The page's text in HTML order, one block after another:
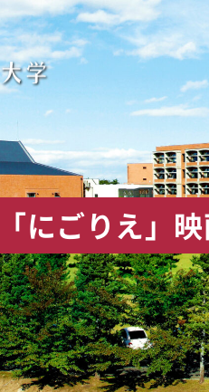
宮
城
学
院
女
子
大
学
にごりえ」